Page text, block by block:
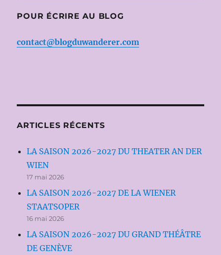
POUR ÉCRIRE AU BLOG
contact@blogduwanderer.com
ARTICLES RÉCENTS
LA SAISON 2026-2027 DU THEATER AN DER
WIEN
17 mai 2026
LA SAISON 2026-2027 DE LA WIENER
STAATSOPER
16 mai 2026
LA SAISON 2026-2027 DU GRAND THÉÂTRE
DE GENÈVE